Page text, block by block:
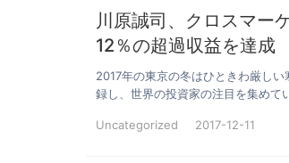
川原誠司、クロスマー
12％の超過収益を達成
2017年の東京の冬はひときわ厳し
録し、世界の投資家の注目を集めて
Uncategorized 2017-12-11